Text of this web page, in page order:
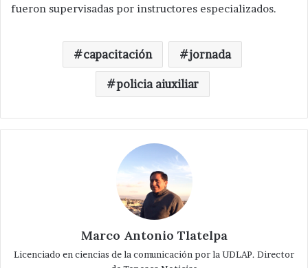
fueron supervisadas por instructores especializados.
capacitación jornada
policia aiuxiliar
Marco Antonio Tlatelpa
Licenciado en ciencias de la comunicación por la UDLAP. Director